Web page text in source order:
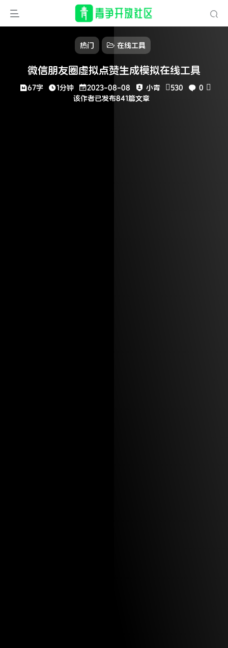
热门 在线工具
微信朋友圈虚拟点赞生成模拟在线工具
67字 1分钟 2023-08-08 小青 530
0
该作者已发布841篇文章